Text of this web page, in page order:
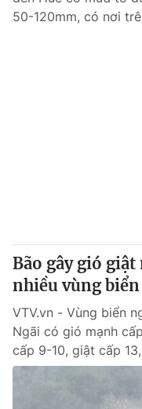
50-120mm, có nơi
Bão gây gió
nhiều vùng biển
VTV.vn - Vùng biển
Ngãi có gió mạnh
cấp 9-10, giật cấp